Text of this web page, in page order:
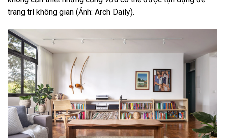
trang trí không gian (Ảnh: Arch Daily).